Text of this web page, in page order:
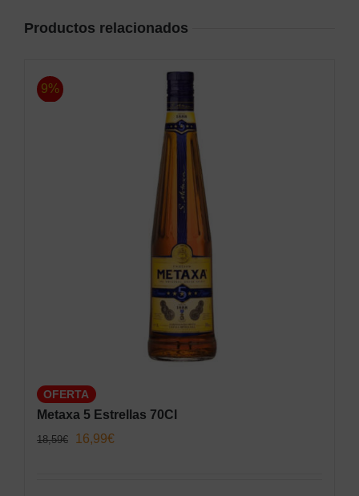
Productos relacionados
9%
OFERTA
Metaxa 5 Estrellas 70Cl
18,59€
El
16,99€